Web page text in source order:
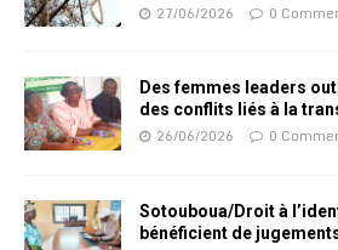
27/06/2026 0
Des femmes leaders
des conflits liés à la
26/06/2026 0
Sotouboua/Droit à
bénéficient de